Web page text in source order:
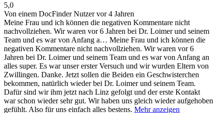
5,0
Von einem DocFinder Nutzervor 4 Jahren
Meine Frau und ich können die negativen Kommentare nicht
nachvollziehen. Wir waren vor 6 Jahren bei Dr. Loimer und seinem
Team und es war von Anfang a… Meine Frau und ich können die
negativen Kommentare nicht nachvollziehen. Wir waren vor 6
Jahren bei Dr. Loimer und seinem Team und es war von Anfang an
alles super. Es war unser erster Versuch und wir wurden Eltern von
Zwillingen. Danke. Jetzt sollen die Beiden ein Geschwisterchen
bekommen, natürlich wieder bei Dr. Loimer und seinem Team.
Dafür sind wir ihm jetzt nach Linz gefolgt und der erste Kontakt
war schon wieder sehr gut. Wir haben uns gleich wieder aufgehoben
gefühlt. Also für uns einfach alles bestens. Mehr anzeigen